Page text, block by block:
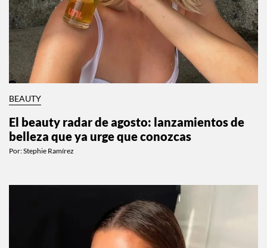
BEAUTY
El beauty radar de agosto: lanzamientos de
belleza que ya urge que conozcas
Por:Stephie Ramírez